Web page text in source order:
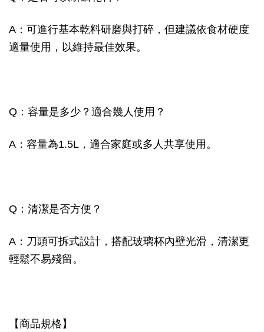
A：可進行基本乾料研磨與打碎，但建議依食材硬度
適量使用，以維持最佳效果。
Q：容量是多少？適合幾人使用？
A：容量為1.5L，適合家庭或多人共享使用。
Q：清潔是否方便？
A：刀頭可拆式設計，搭配玻璃杯內壁光滑，清潔更
輕鬆不易殘留。
【商品規格】